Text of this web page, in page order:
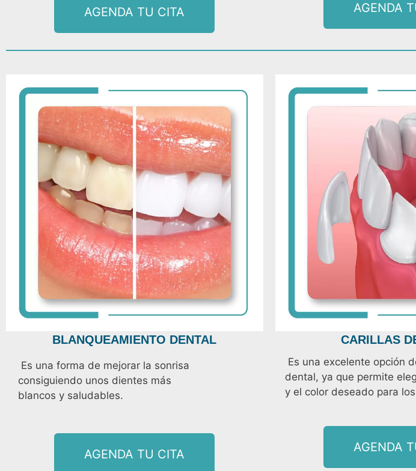
AGENDA TU CITA AGENDA
BLANQUEAMIENTO DENTAL
Es una forma de mejorar la sonrisa
consiguiendo unos dientes más
blancos y saludables.
AGENDA TU CITA
CARILLAS
Es una excelente opción
dental, ya que permite
y el color deseado para
AGENDA